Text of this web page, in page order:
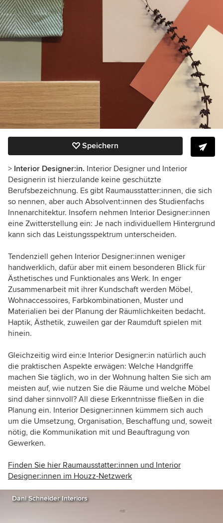
Speichern
> Interior Designer:in. Interior Designer und Interior
Designerin ist hierzulande keine geschützte
Berufsbezeichnung. Es gibt Raumausstatter:innen, die sich
so nennen, aber auch Absolvent:innen des Studienfachs
Innenarchitektur. Insofern nehmen Interior Designer:innen
eine Zwitterstellung ein: Je nach individuellem Hintergrund
kann sich das Leistungsspektrum unterscheiden.
Tendenziell gehen Interior Designer:innen weniger
handwerklich, dafür aber mit einem besonderen Blick für
Ästhetisches und Funktionales ans Werk. In enger
Zusammenarbeit mit ihrer Kundschaft werden Möbel,
Wohnaccessoires, Farbkombinationen, Muster und
Materialien bei der Planung der Räumlichkeiten bedacht.
Haptik, Ästhetik, zuweilen gar der Raumduft spielen mit
hinein.
Gleichzeitig wird ein:e Interior Designer:in natürlich auch
die praktischen Aspekte erwägen: Welche Handgriffe
machen Sie täglich, wo in der Wohnung halten Sie sich am
meisten auf, wie nutzen Sie die Räume und welche Möbel
sind daher sinnvoll? All diese Erkenntnisse fließen in die
Planung ein. Interior Designer:innen kümmern sich auch
um die Umsetzung, Organisation, Beschaffung und, soweit
nötig, die Kommunikation mit und Beauftragung von
Gewerken.
Finden Sie hier Raumausstatter:innen und Interior
Designer:innen im Houzz-Netzwerk
Dani Schneider Interiors